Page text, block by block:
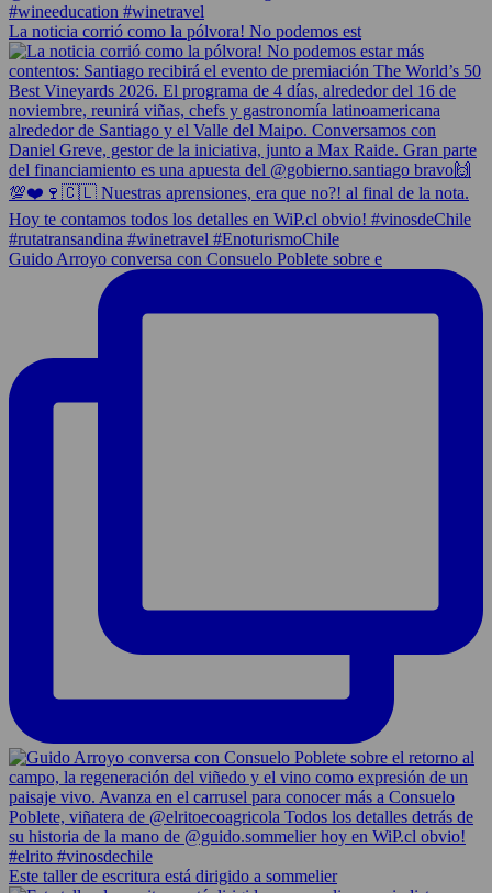
La noticia corrió como la pólvora! No podemos est
Guido Arroyo conversa con Consuelo Poblete sobre e
Este taller de escritura está dirigido a sommelier